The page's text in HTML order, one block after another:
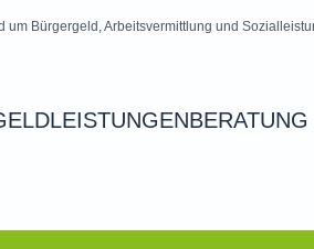
Bürgergeld, Arbeitsvermittlung und